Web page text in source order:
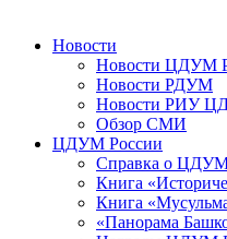
Новости
Новости ЦДУМ
Новости РДУМ
Новости РИУ
Обзор СМИ
ЦДУМ России
Справка о ЦДУМ
Книга
Книга
«Панорама